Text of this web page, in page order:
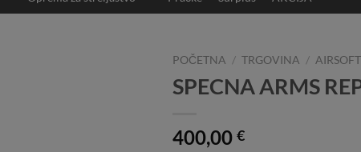
POČETNA / TRGOVINA /
SPECNA ARMS
400,00 €